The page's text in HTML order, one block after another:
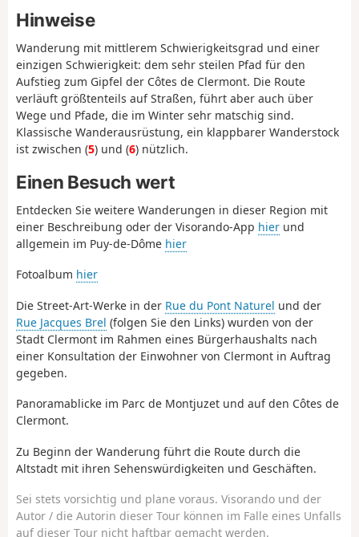
Hinweise
Wanderung mit mittlerem Schwierigkeitsgrad und einer
einzigen Schwierigkeit: dem sehr steilen Pfad für den
Aufstieg zum Gipfel der Côtes de Clermont. Die Route
verläuft größtenteils auf Straßen, führt aber auch über
Wege und Pfade, die im Winter sehr matschig sind.
Klassische Wanderausrüstung, ein klappbarer Wanderstock
ist zwischen (5) und (6) nützlich.
Einen Besuch wert
Entdecken Sie weitere Wanderungen in dieser Region mit
einer Beschreibung oder der Visorando-App hier und
allgemein im Puy-de-Dôme hier
Fotoalbum hier
Die Street-Art-Werke in der Rue du Pont Naturel und der
Rue Jacques Brel (folgen Sie den Links) wurden von der
Stadt Clermont im Rahmen eines Bürgerhaushalts nach
einer Konsultation der Einwohner von Clermont in Auftrag
gegeben.
Panoramablicke im Parc de Montjuzet und auf den Côtes de
Clermont.
Zu Beginn der Wanderung führt die Route durch die
Altstadt mit ihren Sehenswürdigkeiten und Geschäften.
Sei stets vorsichtig und plane voraus. Visorando und der
Autor / die Autorin dieser Tour können im Falle eines Unfalls
auf dieser Tour nicht haftbar gemacht werden.